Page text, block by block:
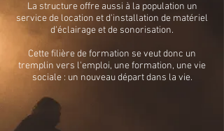
La structure offre aussi à la population un
service de location et d'installation de matériel
d'éclairage et de sonorisation.
Cette filière de formation se veut donc un
tremplin vers l'emploi, une formation, une vie
sociale : un nouveau départ dans la vie.